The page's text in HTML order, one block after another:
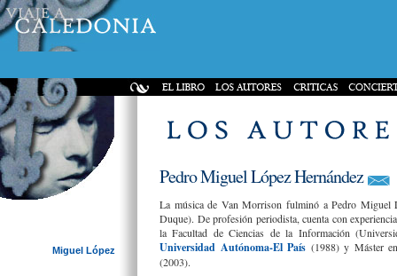
Miguel López
Pedro Miguel López Hernández
La música de Van Morrison fulminó a Pedro Miguel
Duque). De profesión periodista, cuenta con
la Facultad de Ciencias de la Información
Universidad Autónoma-El País (1988) y Máster
(2003).